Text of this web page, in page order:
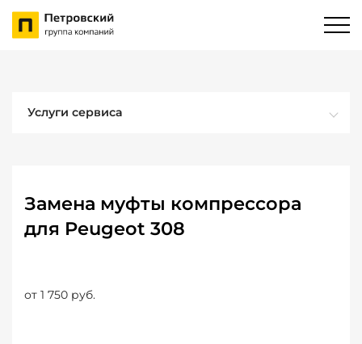
Услуги сервиса
Замена муфты компрессора
для Peugeot 308
от 1 750 руб.